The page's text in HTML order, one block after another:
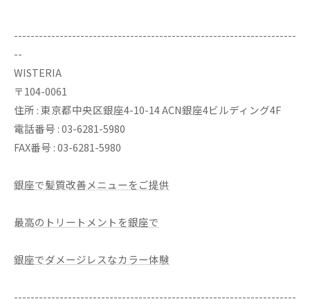
--------------------------------------------------------------------
--
WISTERIA
〒104-0061
住所 : 東京都中央区銀座4-10-14 ACN銀座4ビルディング4F
電話番号 : 03-6281-5980
FAX番号 : 03-6281-5980
銀座で髪質改善メニューをご提供
最高のトリートメントを銀座で
銀座でダメージレスなカラー体験
--------------------------------------------------------------------